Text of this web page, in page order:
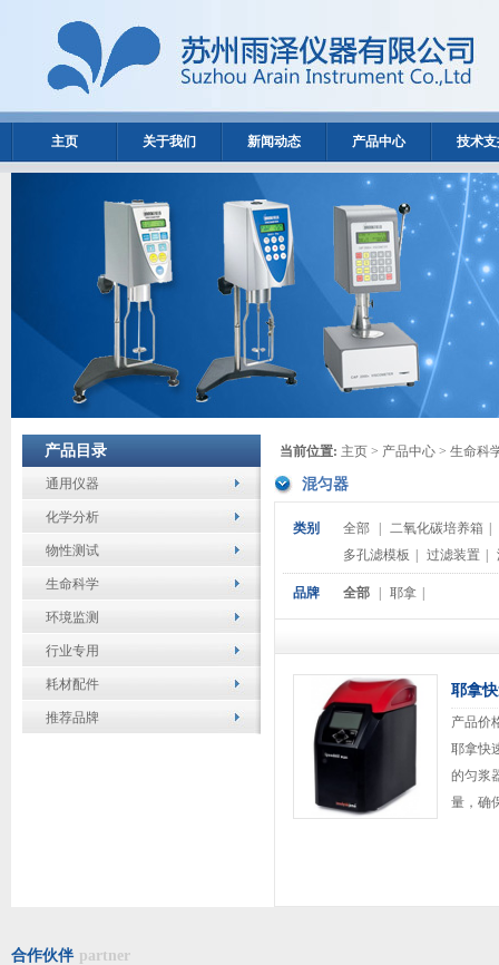
主页 关于我们 新闻动态 产品中心 技术
产品目录
通用仪器
化学分析
物性测试
生命科学
环境监测
行业专用
耗材配件
推荐品牌
当前位置: 主页 > 产品中心 > 生命科
混匀器
类别 全部 二氧化碳培养箱
多孔滤模板
过滤装置
品牌 全部 耶拿
耶拿
产品价
耶拿快
的匀浆
量，确
合作伙伴 partner